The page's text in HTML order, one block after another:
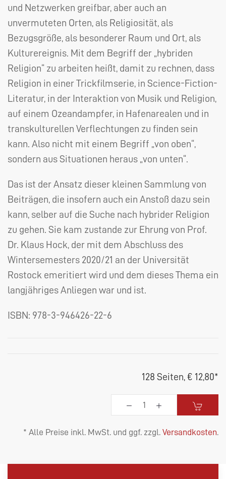
und Netzwerken greifbar, aber auch an
unvermuteten Orten, als Religiosität, als
Bezugsgröße, als besonderer Raum und Ort, als
Kulturereignis. Mit dem Begriff der „hybriden
Religion“ zu arbeiten heißt, damit zu rechnen, dass
Religion in einer Trickfilmserie, in Science-Fiction-
Literatur, in der Interaktion von Musik und Religion,
auf einem Ozeandampfer, in Hafenarealen und in
transkulturellen Verflechtungen zu finden sein
kann. Also nicht mit einem Begriff „von oben“,
sondern aus Situationen heraus „von unten“.
Das ist der Ansatz dieser kleinen Sammlung von
Beiträgen, die insofern auch ein Anstoß dazu sein
kann, selber auf die Suche nach hybrider Religion
zu gehen. Sie kam zustande zur Ehrung von Prof.
Dr. Klaus Hock, der mit dem Abschluss des
Wintersemesters 2020/21 an der Universität
Rostock emeritiert wird und dem dieses Thema ein
langjähriges Anliegen war und ist.
ISBN: 978-3-946426-22-6
128 Seiten, € 12,80*
* Alle Preise inkl. MwSt. und ggf. zzgl. Versandkosten.